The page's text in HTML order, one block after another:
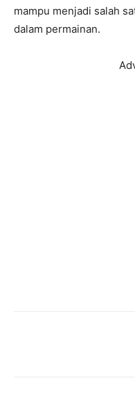
mampu menjadi salah
dalam permainan.